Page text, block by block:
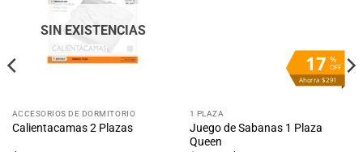
deseos
SIN EXISTENCIAS
ACCESORIOS DE DORMITORIO
Calientacamas 2 Plazas
%
OFF
17
Ahorra $291
1 PLAZA
Juego de Sabanas 1 Plaza
Queen